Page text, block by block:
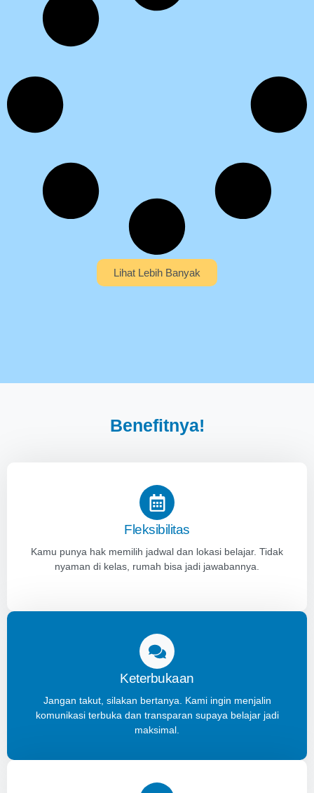
Lihat Lebih Banyak
Benefitnya!
Fleksibilitas
Kamu punya hak memilih jadwal dan lokasi belajar. Tidak
nyaman di kelas, rumah bisa jadi jawabannya.
Keterbukaan
Jangan takut, silakan bertanya. Kami ingin menjalin
komunikasi terbuka dan transparan supaya belajar jadi
maksimal.